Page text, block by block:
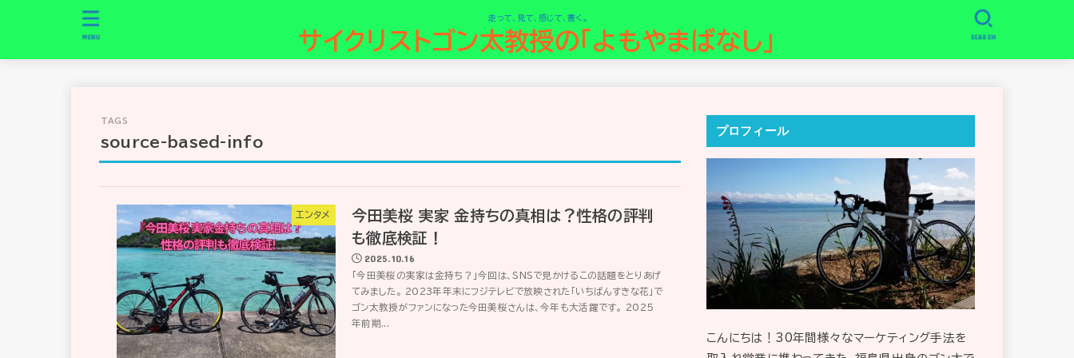
走って、見て、感じて、書く。
サイクリストゴン太教授の「よもやまばなし」 SEARCH
MENU
source-based-info
エンタメ
今田美桜 実家 金持ちの真相は？性格の評判
も徹底検証！
2025.10.16
「今田美桜の実家は金持ち？」今回は、SNSで見かけるこの話題をとりあげ
てみました。 2023年年末にフジテレビで放映された「いちばんすきな花」で
ゴン太教授がファンになった今田美桜さんは、今年も大活躍です。 2025
年前期...
プロフィール
こんにちは！30年間様々なマーケティング手法を